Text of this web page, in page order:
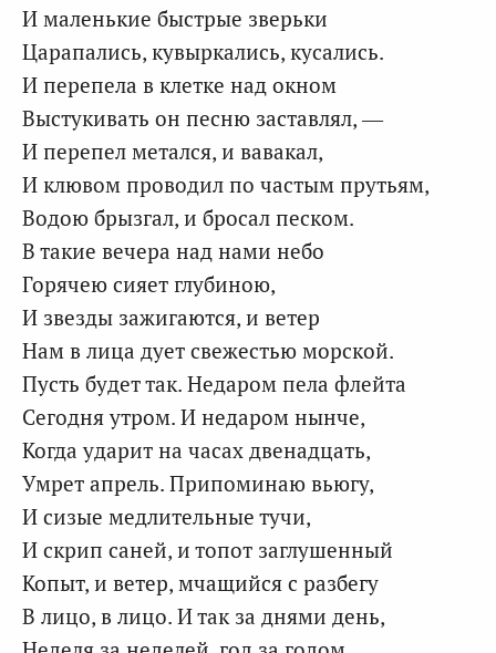
И маленькие быстрые зверьки
Царапались, кувыркались, кусались.
И перепела в клетке над окном
Выстукивать он песню заставлял, —
И перепел метался, и вавакал,
И клювом проводил по частым прутьям,
Водою брызгал, и бросал песком.
В такие вечера над нами небо
Горячею сияет глубиною,
И звезды зажигаются, и ветер
Нам в лица дует свежестью морской.
Пусть будет так. Недаром пела флейта
Сегодня утром. И недаром нынче,
Когда ударит на часах двенадцать,
Умрет апрель. Припоминаю вьюгу,
И сизые медлительные тучи,
И скрип саней, и топот заглушенный
Копыт, и ветер, мчащийся с разбегу
В лицо, в лицо. И так за днями день,